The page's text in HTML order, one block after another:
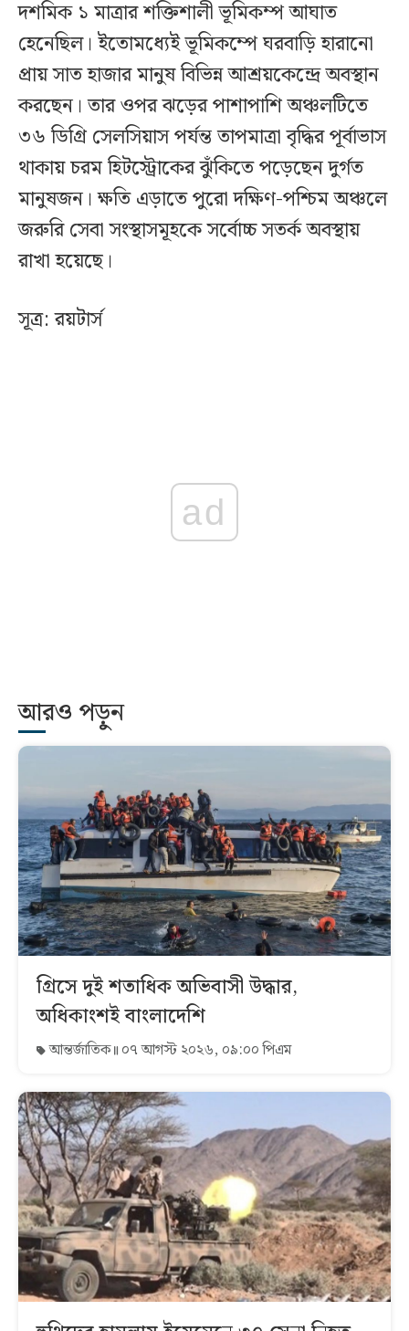
দশমিক ১ মাত্রার শক্তিশালী ভূমিকম্প আঘাত
হেনেছিল। ইতোমধ্যেই ভূমিকম্পে ঘরবাড়ি হারানো
প্রায় সাত হাজার মানুষ বিভিন্ন আশ্রয়কেন্দ্রে অবস্থান
করছেন। তার ওপর ঝড়ের পাশাপাশি অঞ্চলটিতে
৩৬ ডিগ্রি সেলসিয়াস পর্যন্ত তাপমাত্রা বৃদ্ধির পূর্বাভাস
থাকায় চরম হিটস্ট্রোকের ঝুঁকিতে পড়েছেন দুর্গত
মানুষজন। ক্ষতি এড়াতে পুরো দক্ষিণ-পশ্চিম অঞ্চলে
জরুরি সেবা সংস্থাসমূহকে সর্বোচ্চ সতর্ক অবস্থায়
রাখা হয়েছে।
সূত্র: রয়টার্স
ad
আরও পড়ুন
গ্রিসে দুই শতাধিক অভিবাসী উদ্ধার,
অধিকাংশই বাংলাদেশি
আন্তর্জাতিক ০৭ আগস্ট ২০২৬, ০৯:০০ পিএম